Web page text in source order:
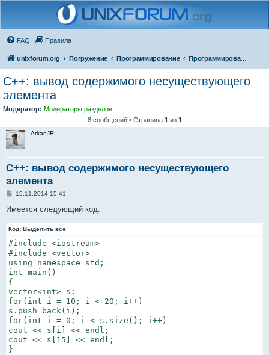
FAQ Правила
unixforum.org Погружение Программирование Программирование для начинающих
C++: вывод содержимого несуществующего
элемента
Модератор: Модераторы разделов
8 сообщений • Страница 1 из 1
ArkanJR
C++: вывод содержимого несуществующего
элемента
С
о
щ
е
и
е
15.11.2014 15:41
Имеется следующий код:
Код: Выделить всё
#include <iostream>
#include <vector>
using namespace std;
int main()
{
vector<int> s;
for(int i = 10; i < 20; i++)
s.push_back(i);
for(int i = 0; i < s.size(); i++)
cout << s[i] << endl;
cout << s[15] << endl;
}